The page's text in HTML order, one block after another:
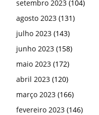
setembro 2023 (104)
agosto 2023 (131)
julho 2023 (143)
junho 2023 (158)
maio 2023 (172)
abril 2023 (120)
março 2023 (166)
fevereiro 2023 (146)